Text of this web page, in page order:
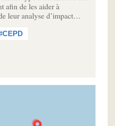
afin de les aider à
leur analyse d’impact…